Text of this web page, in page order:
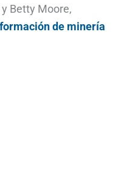
Betty Moore,
de minería